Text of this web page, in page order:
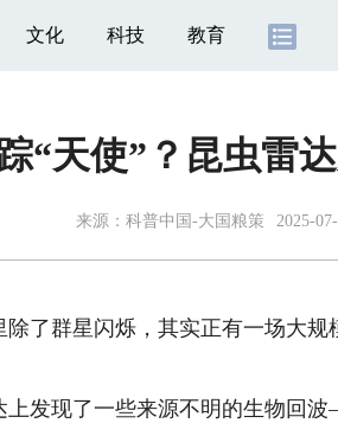
文化 科技 教育
“天使”？昆虫雷
来源： 科普中国-大国粮策 2025-
群星闪烁，其实正有一场大规
发现了一些来源不明的生物回